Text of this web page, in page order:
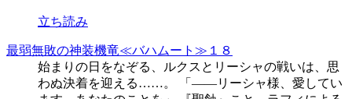
立ち読み
最弱無敗の神装機竜≪バハムート≫１８
始まりの日をなぞる、ルクスとリーシャの戦いは、思
わぬ決着を迎える……。 「――リーシャ様、愛してい